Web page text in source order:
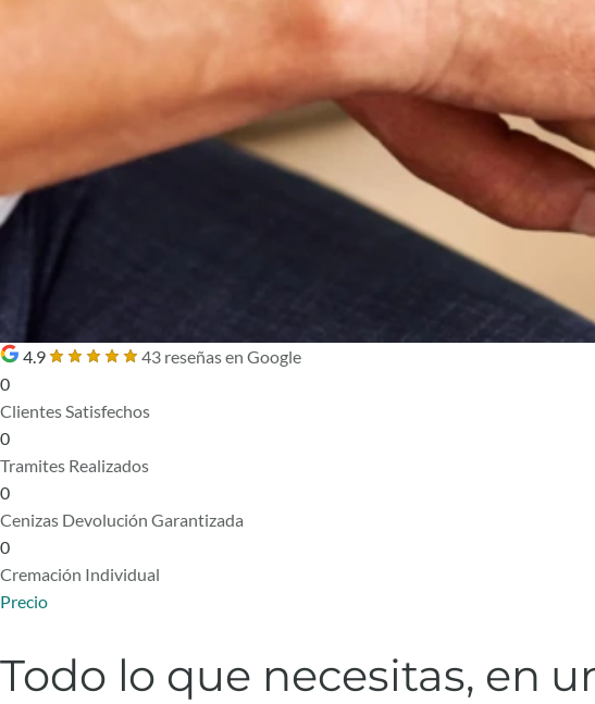
4.9
43 reseñas en Google
0
Clientes Satisfechos
0
Tramites Realizados
0
Cenizas Devolución Garantizada
0
Cremación Individual
Precio
Todo lo que necesitas, en